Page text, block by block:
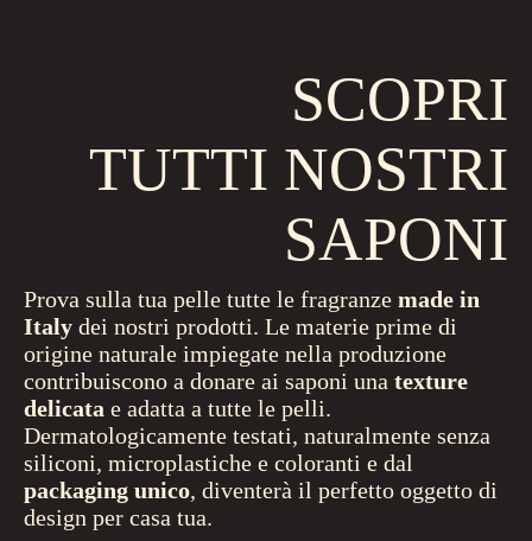
SCOPRI
TUTTI NOSTRI
SAPONI
Prova sulla tua pelle tutte le fragranze made in
Italy dei nostri prodotti. Le materie prime di
origine naturale impiegate nella produzione
contribuiscono a donare ai saponi una texture
delicata e adatta a tutte le pelli.
Dermatologicamente testati, naturalmente senza
siliconi, microplastiche e coloranti e dal
packaging unico, diventerà il perfetto oggetto di
design per casa tua.